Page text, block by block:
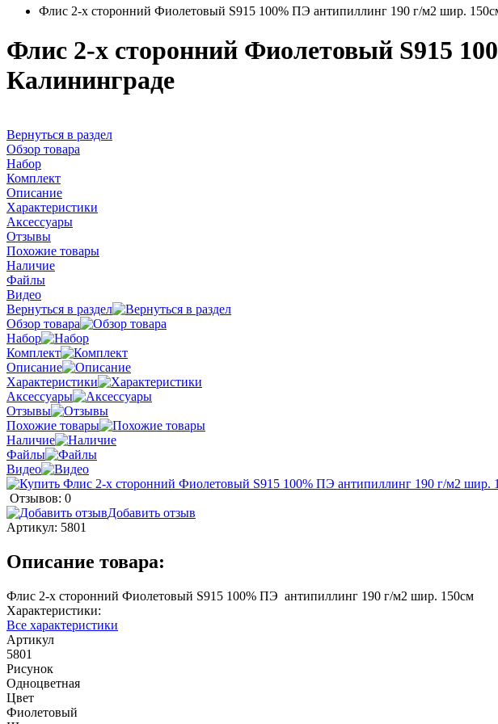
Флис 2-х сторонний Фиолетовый S915 100% ПЭ антипиллинг 190 г/м2 шир.
Флис 2-х сторонний Фиолетовый S915
Калининграде
Вернуться в раздел
Обзор товара
Набор
Комплект
Описание
Характеристики
Аксессуары
Отзывы
Похожие товары
Наличие
Файлы
Видео
Вернуться в раздел
Обзор товара
Набор
Комплект
Описание
Характеристики
Аксессуары
Отзывы
Похожие товары
Наличие
Файлы
Видео
Отзывов: 0
Добавить отзыв
Артикул: 5801
Описание товара:
Флис 2-х сторонний Фиолетовый S915 100% ПЭ антипиллинг 190 г/м2 шир. 150см
Характеристики:
Все характеристики
Артикул
5801
Рисунок
Одноцветная
Цвет
Фиолетовый